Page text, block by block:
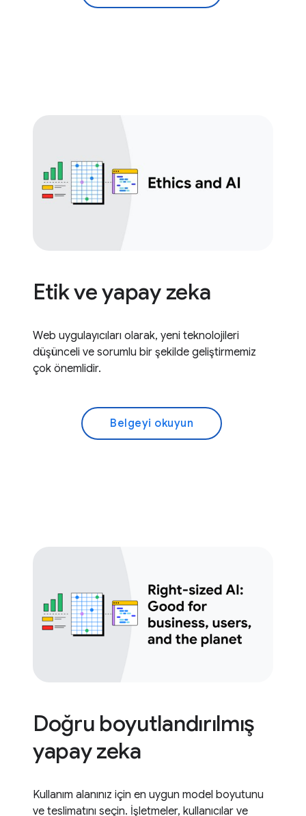
Etik ve yapay zeka
Web uygulayıcıları olarak, yeni teknolojileri
düşünceli ve sorumlu bir şekilde geliştirmemiz
çok önemlidir.
Belgeyi okuyun
Doğru boyutlandırılmış
yapay zeka
Kullanım alanınız için en uygun model boyutunu
ve teslimatını seçin. İşletmeler, kullanıcılar ve